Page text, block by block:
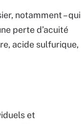
notamment – qui
perte d’acuité
acide sulfurique,
et